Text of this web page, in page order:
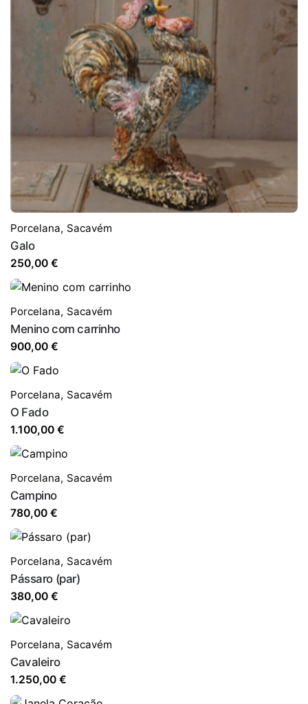
Porcelana, Sacavém
Galo
250,00 €
Porcelana, Sacavém
Menino com carrinho
900,00 €
Porcelana, Sacavém
O Fado
1.100,00 €
Porcelana, Sacavém
Campino
780,00 €
Porcelana, Sacavém
Pássaro (par)
380,00 €
Porcelana, Sacavém
Cavaleiro
1.250,00 €